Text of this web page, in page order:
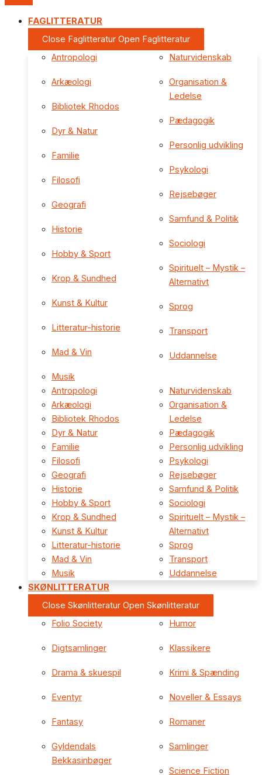
FAGLITTERATUR
Close Faglitteratur Open Faglitteratur
Antropologi
Arkæologi
Bibliotek Rhodos
Dyr & Natur
Familie
Filosofi
Geografi
Historie
Hobby & Sport
Krop & Sundhed
Kunst & Kultur
Litteratur-historie
Mad & Vin
Musik
Naturvidenskab
Organisation &
Ledelse
Pædagogik
Personlig udvikling
Psykologi
Rejsebøger
Samfund & Politik
Sociologi
Spirituelt – Mystik –
Alternativt
Sprog
Transport
Uddannelse
Antropologi
Arkæologi
Bibliotek Rhodos
Dyr & Natur
Familie
Filosofi
Geografi
Historie
Hobby & Sport
Krop & Sundhed
Kunst & Kultur
Litteratur-historie
Mad & Vin
Musik
Naturvidenskab
Organisation &
Ledelse
Pædagogik
Personlig udvikling
Psykologi
Rejsebøger
Samfund & Politik
Sociologi
Spirituelt – Mystik –
Alternativt
Sprog
Transport
Uddannelse
SKØNLITTERATUR
Close Skønlitteratur Open Skønlitteratur
Folio Society
Digtsamlinger
Drama & skuespil
Eventyr
Fantasy
Gyldendals
Bekkasinbøger
Humor
Klassikere
Krimi & Spænding
Noveller & Essays
Romaner
Samlinger
Science Fiction